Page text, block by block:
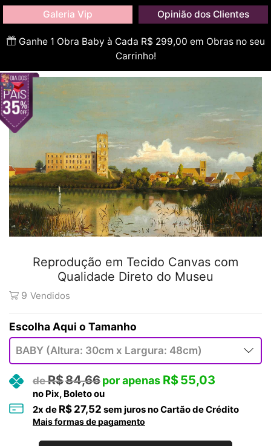
Galeria Vip Opinião dos Clientes
Ganhe 1 Obra Baby à Cada R$ 299,00 em Obras no seu
Carrinho!
Reprodução em Tecido Canvas com
Qualidade Direto do Museu
9 Vendidos
Tamanho
R$84,66 R$55,03
no Pix, Boleto ou
2x de R$ 27,52 sem juros no Cartão de Crédito
Mais formas de pagamento